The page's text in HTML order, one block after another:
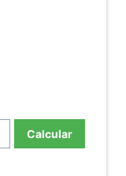
Calcular